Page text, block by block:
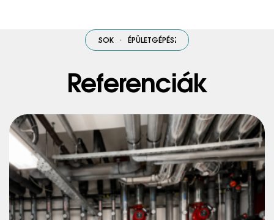
MEGOLDÁSOK · ÉPÜLETGÉPÉSZETI
Referenciák